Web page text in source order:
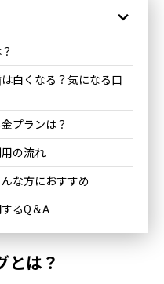
白くなる？気になる口
プランは？
の流れ
な方におすすめ
るQ＆A
とは？